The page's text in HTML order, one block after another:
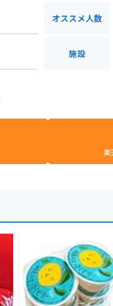
オススメ人数
施設
楽